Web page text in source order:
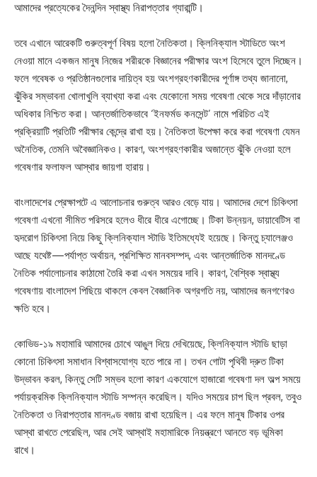
আমাদের প্রত্যেকের দৈনন্দিন স্বাস্থ্য নিরাপত্তার গ্যারান্টি।
তবে এখানে আরেকটি গুরুত্বপূর্ণ বিষয় হলো নৈতিকতা। ক্লিনিক্যাল স্টাডিতে অংশ
নেওয়া মানে একজন মানুষ নিজের শরীরকে বিজ্ঞানের পরীক্ষার অংশ হিসেবে তুলে দিচ্ছেন।
ফলে গবেষক ও প্রতিষ্ঠানগুলোর দায়িত্ব হয় অংশগ্রহণকারীদের পূর্ণাঙ্গ তথ্য জানানো,
ঝুঁকির সম্ভাবনা খোলাখুলি ব্যাখ্যা করা এবং যেকোনো সময় গবেষণা থেকে সরে দাঁড়ানোর
অধিকার নিশ্চিত করা। আন্তর্জাতিকভাবে ‘ইনফর্মড কনসেন্ট’ নামে পরিচিত এই
প্রক্রিয়াটি প্রতিটি পরীক্ষার কেন্দ্রে রাখা হয়। নৈতিকতা উপেক্ষা করে করা গবেষণা যেমন
অনৈতিক, তেমনি অবৈজ্ঞানিকও। কারণ, অংশগ্রহণকারীর অজান্তে ঝুঁকি নেওয়া হলে
গবেষণার ফলাফল আস্থার জায়গা হারায়।
বাংলাদেশের প্রেক্ষাপটে এ আলোচনার গুরুত্ব আরও বেড়ে যায়। আমাদের দেশে চিকিৎসা
গবেষণা এখনো সীমিত পরিসরে হলেও ধীরে ধীরে এগোচ্ছে। টিকা উন্নয়ন, ডায়াবেটিস বা
হৃদরোগ চিকিৎসা নিয়ে কিছু ক্লিনিক্যাল স্টাডি ইতিমধ্যেই হয়েছে। কিন্তু চ্যালেঞ্জও
আছে যথেষ্ট—পর্যাপ্ত অর্থায়ন, প্রশিক্ষিত মানবসম্পদ, এবং আন্তর্জাতিক মানদণ্ডে
নৈতিক পর্যালোচনার কাঠামো তৈরি করা এখন সময়ের দাবি। কারণ, বৈশ্বিক স্বাস্থ্য
গবেষণায় বাংলাদেশ পিছিয়ে থাকলে কেবল বৈজ্ঞানিক অগ্রগতি নয়, আমাদের জনগণেরও
ক্ষতি হবে।
কোভিড-১৯ মহামারি আমাদের চোখে আঙুল দিয়ে দেখিয়েছে, ক্লিনিক্যাল স্টাডি ছাড়া
কোনো চিকিৎসা সমাধান বিশ্বাসযোগ্য হতে পারে না। তখন গোটা পৃথিবী দ্রুত টিকা
উদ্ভাবন করল, কিন্তু সেটি সম্ভব হলো কারণ একযোগে হাজারো গবেষণা দল অল্প সময়ে
পর্যায়ক্রমিক ক্লিনিক্যাল স্টাডি সম্পন্ন করেছিল। যদিও সময়ের চাপ ছিল প্রবল, তবুও
নৈতিকতা ও নিরাপত্তার মানদণ্ড বজায় রাখা হয়েছিল। এর ফলে মানুষ টিকার ওপর
আস্থা রাখতে পেরেছিল, আর সেই আস্থাই মহামারিকে নিয়ন্ত্রণে আনতে বড় ভূমিকা
রাখে।